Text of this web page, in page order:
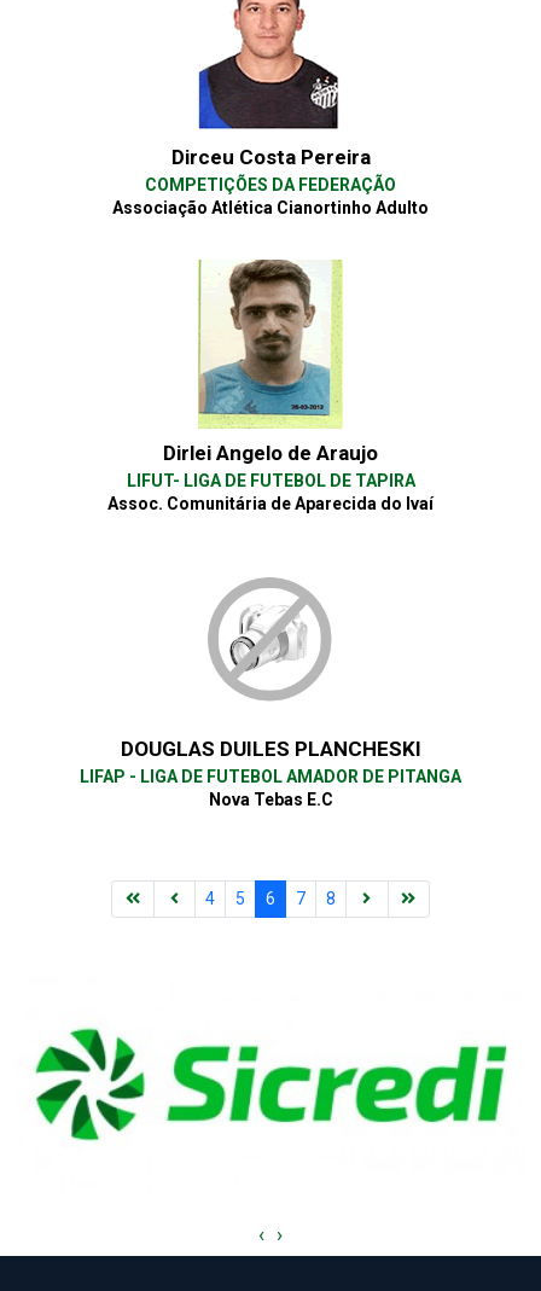
Dirceu Costa Pereira
COMPETIÇÕES DA FEDERAÇÃO
Associação Atlética Cianortinho Adulto
Dirlei Angelo de Araujo
LIFUT- LIGA DE FUTEBOL DE TAPIRA
Assoc. Comunitária de Aparecida do Ivaí
DOUGLAS DUILES PLANCHESKI
LIFAP - LIGA DE FUTEBOL AMADOR DE PITANGA
Nova Tebas E.C
4 5 6 7 8
‹ ›